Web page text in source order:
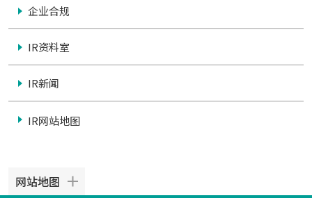
企业合规
IR资料室
IR新闻
IR网站地图
网站地图